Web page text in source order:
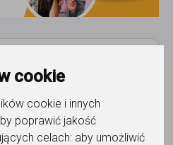
cookie
cookie i innych
poprawić jakość
celach: aby umożliwić
Sortuj:Trafność